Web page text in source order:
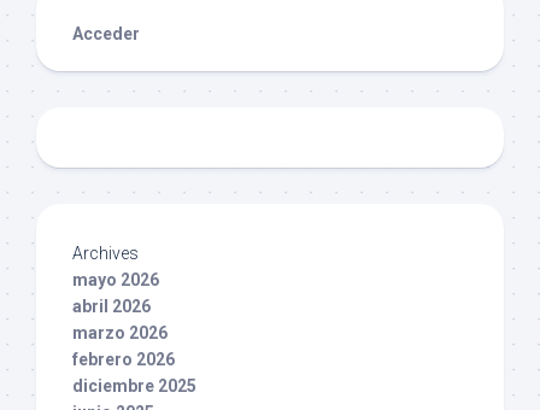
Acceder
Archives
mayo 2026
abril 2026
marzo 2026
febrero 2026
diciembre 2025